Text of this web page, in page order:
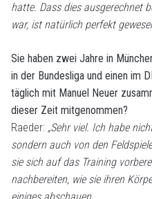
hatte. Dass dies ausgerechnet
war, ist natürlich perfekt
Sie haben zwei Jahre in
in der Bundesliga und einen im
täglich mit Manuel Neuer
dieser Zeit mitgenommen?
Raeder: „Sehr viel. Ich habe
sondern auch von den
sie sich auf das Training
nachbereiten, wie sie ihren